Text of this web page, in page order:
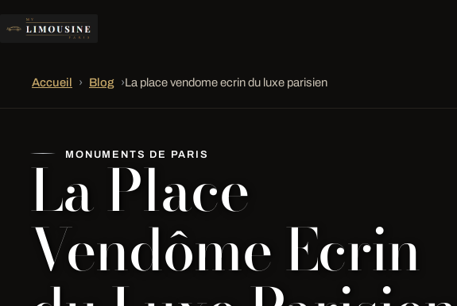
Accueil › Blog ›La place vendome ecrin du luxe parisien
MONUMENTS DE PARIS
La Place
Vendôme Ecrin